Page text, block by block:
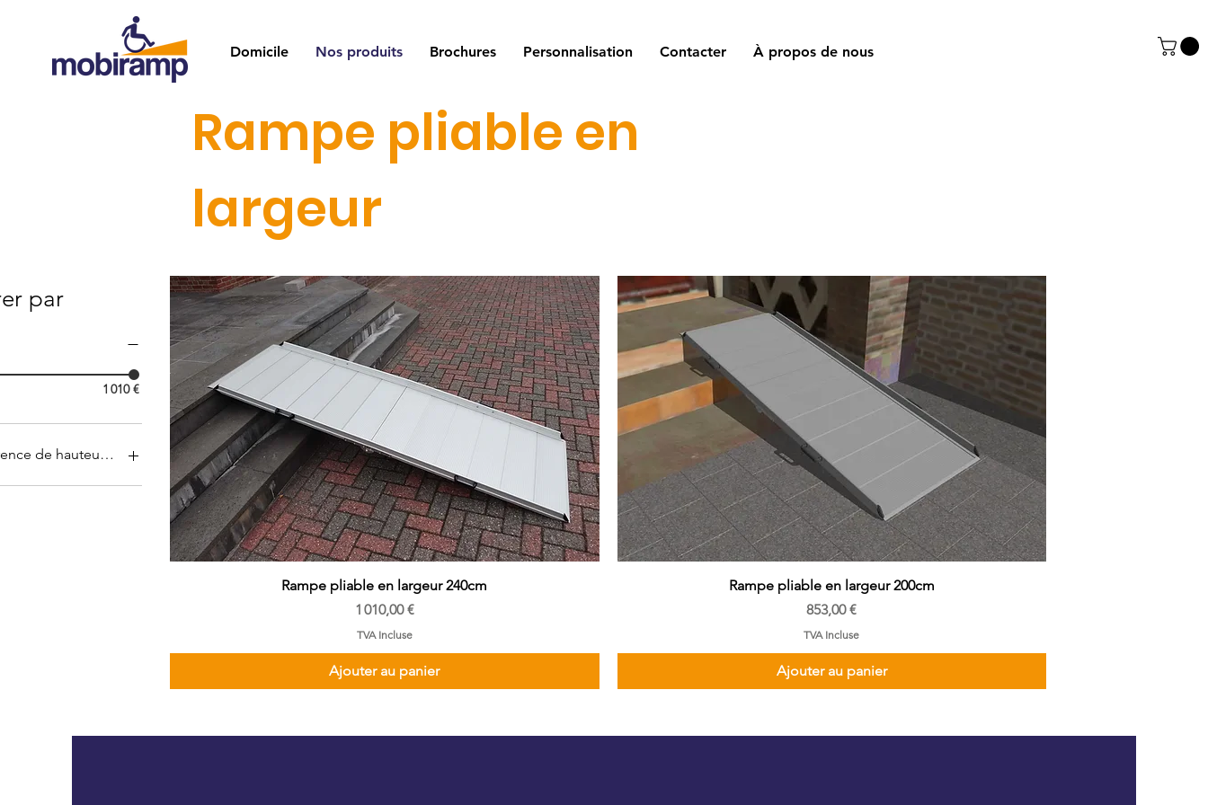
Domicile Nos produits Brochures Personnalisation Contacter À propos de nous
Rampe pliable en
largeur
par
1 010 €
de hauteur recommandée
Rampe pliable en largeur 240cm
Prix
1 010,00 €
TVA Incluse
Ajouter au panier
Rampe pliable en largeur 200cm
Prix
853,00 €
TVA Incluse
Ajouter au panier